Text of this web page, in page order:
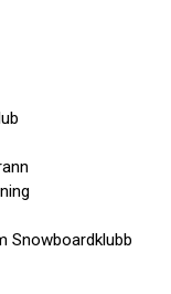
Snowboardklubb